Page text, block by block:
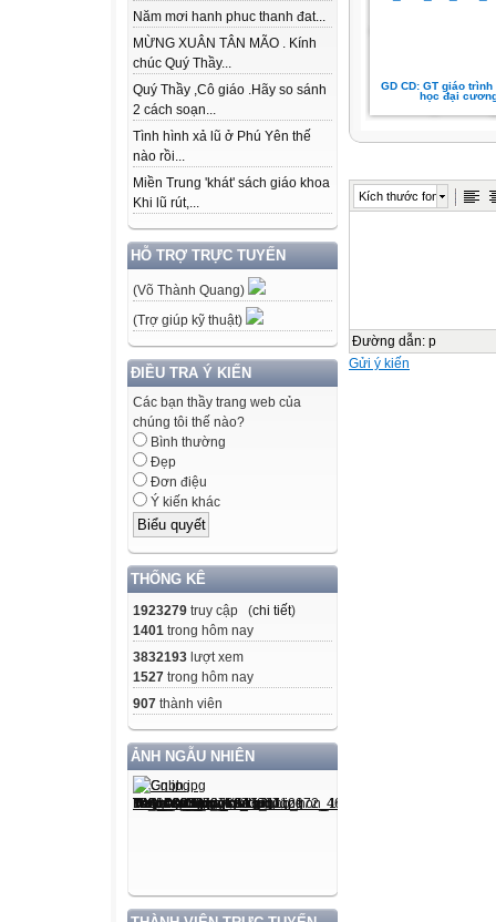
Năm mơi hanh phuc thanh đat...
MỪNG XUÂN TÂN MÃO . Kính
chúc Quý Thầy...
Quý Thầy ,Cô giáo .Hãy so sánh
2 cách soạn...
Tình hình xả lũ ở Phú Yên thế
nào rồi...
Miền Trung 'khát' sách giáo khoa
Khi lũ rút,...
HỖ TRỢ TRỰC TUYẾN
(Võ Thành Quang)
(Trợ giúp kỹ thuật)
ĐIỀU TRA Ý KIẾN
Các bạn thầy trang web của
chúng tôi thế nào?
Bình thường
Đẹp
Đơn điệu
Ý kiến khác
THỐNG KÊ
1923279 truy cập (chi tiết)
1401 trong hôm nay
3832193 lượt xem
1527 trong hôm nay
907 thành viên
ẢNH NGẪU NHIÊN
GD CD: GT giáo
học đại
Kích thước font
Đường dẫn: p
Gửi ý kiến